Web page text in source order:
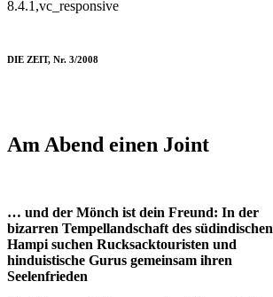
8.4.1,vc_responsive
DIE ZEIT, Nr. 3/2008
Am Abend einen Joint
… und der Mönch ist dein Freund: In der
bizarren Tempellandschaft des südindischen
Hampi suchen Rucksacktouristen und
hinduistische Gurus gemeinsam ihren
Seelenfrieden